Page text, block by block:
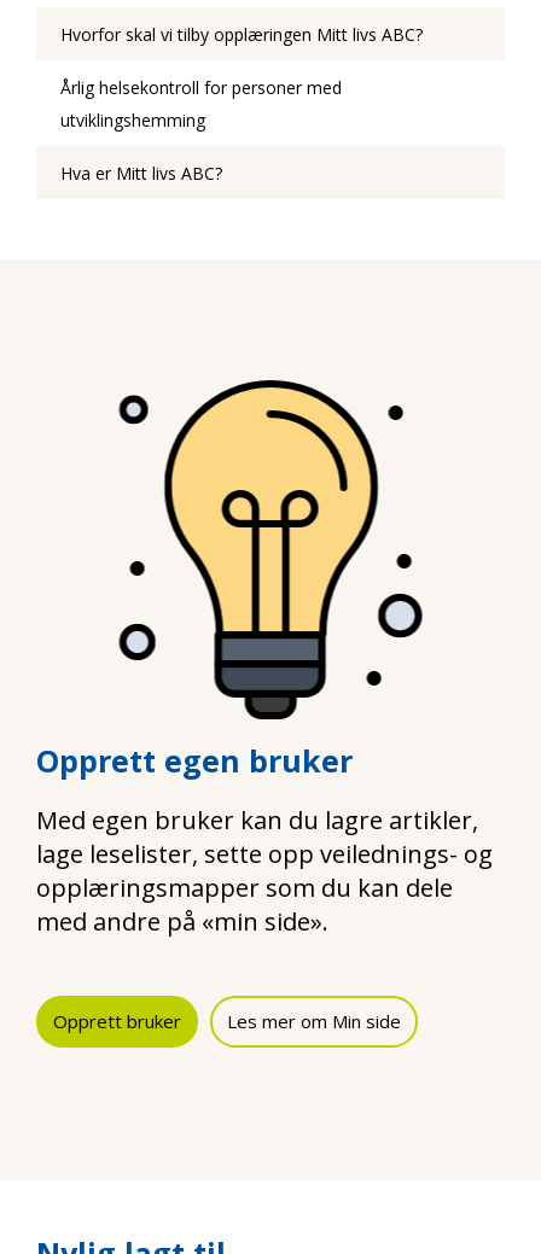
Hvorfor skal vi tilby opplæringen Mitt livs ABC?
Årlig helsekontroll for personer med
utviklingshemming
Hva er Mitt livs ABC?
Opprett egen bruker
Med egen bruker kan du lagre artikler,
lage leselister, sette opp veilednings- og
opplæringsmapper som du kan dele
med andre på «min side».
Opprett bruker Les mer om Min side